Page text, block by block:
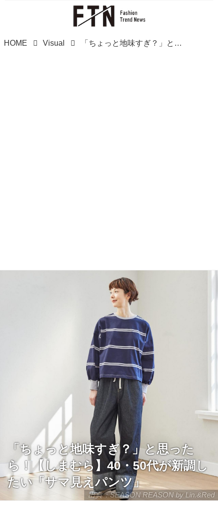
HOME Visual 「ちょっと地味すぎ？」と思ったら！【しまむら】40・50代が新調したい「サマ見えパンツ」
出典：SEASON REASON by Lin.&Red
「ちょっと地味すぎ？」と思った
ら！【しまむら】40・50代が新調し
たい「サマ見えパンツ」